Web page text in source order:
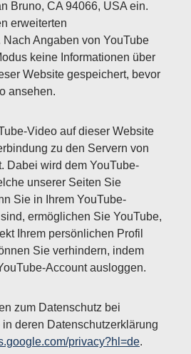
Bruno, CA 94066, USA ein.
erweiterten
Nach Angaben von YouTube
keine Informationen über
Website gespeichert, bevor
ansehen.
Video auf dieser Website
zu den Servern von
Dabei wird dem YouTube-
unserer Seiten Sie
Sie in Ihrem YouTube-
ermöglichen Sie YouTube,
Ihrem persönlichen Profil
Sie verhindern, indem
Account ausloggen.
zum Datenschutz bei
deren Datenschutzerklärung
privacy?hl=de.